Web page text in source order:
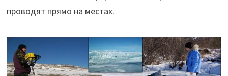
проводят прямо на местах.